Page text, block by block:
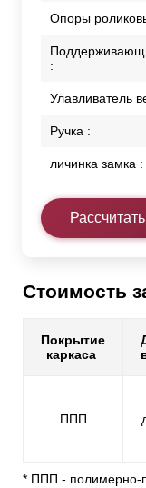
Опоры
:
Улавливатель
Ручка :
личинка замка :
Стоимость
Покрытие
каркаса
ППП
* ППП - полимерно-